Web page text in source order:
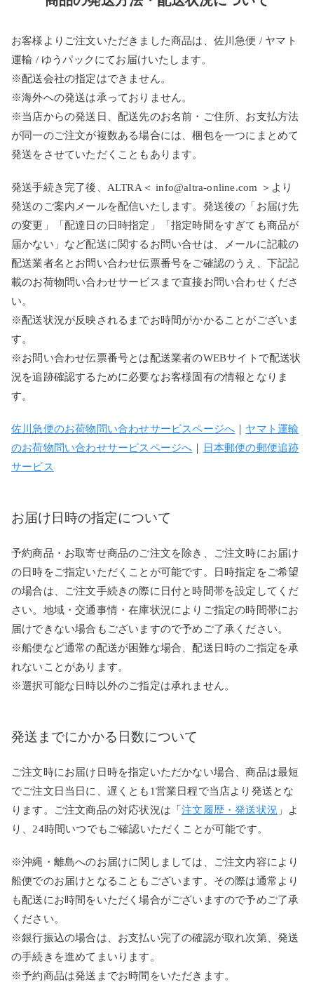
お客様よりご注文いただきました商品は、佐川急便 / ヤマト
運輸 / ゆうパックにてお届けいたします。
※配送会社の指定はできません。
※海外への発送は承っておりません。
※当店からの発送日、配送先のお名前・ご住所、お支払方法
が同一のご注文が複数ある場合には、梱包を一つにまとめて
発送をさせていただくこともあります。
発送手続き完了後、ALTRA＜ info@altra-online.com ＞より
発送のご案内メールを配信いたします。発送後の「お届け先
の変更」「配達日の日時指定」「指定時間をすぎても商品が
届かない」など配送に関するお問い合せは、メールに記載の
配送業者名とお問い合わせ伝票番号をご確認のうえ、下記記
載のお荷物問い合わせサービスまで直接お問い合わせくださ
い。
※配送状況が反映されるまでお時間がかかることがございま
す。
※お問い合わせ伝票番号とは配送業者のWEBサイトで配送状
況を追跡確認するために必要なお客様固有の情報となりま
す。
佐川急便のお荷物問い合わせサービスページへ
ヤマト運輸
のお荷物問い合わせサービスページへ
日本郵便の郵便追跡
サービス
お届け日時の指定について
予約商品・お取寄せ商品のご注文を除き、ご注文時にお届け
の日時をご指定いただくことが可能です。日時指定をご希望
の場合は、ご注文手続きの際に日付と時間帯を設定してくだ
さい。地域・交通事情・在庫状況によりご指定の時間帯にお
届けできない場合もございますので予めご了承ください。
※船便など通常の配送が困難な場合、配送日時のご指定を承
れないことがあります。
※選択可能な日時以外のご指定は承れません。
発送までにかかる日数について
ご注文時にお届け日時を指定いただかない場合、商品は最短
でご注文日当日に、遅くとも1営業日程で当店より発送とな
ります。ご注文商品の対応状況は「注文履歴・発送状況 」よ
り、24時間いつでもご確認いただくことが可能です。
※沖縄・離島へのお届けに関しましては、ご注文内容により
船便でのお届けとなることもございます。その際は通常より
も配送にお時間をいただく場合がございますので予めご了承
ください。
※銀行振込の場合は、お支払い完了の確認が取れ次第、発送
の手続きを進めてまいります。
※予約商品は発送までお時間をいただきます。